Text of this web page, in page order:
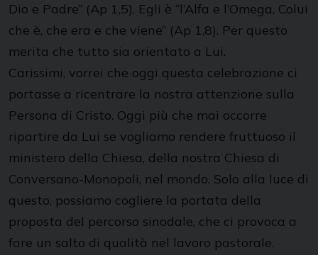
Dio e Padre” (Ap 1,5). Egli è “l’Alfa e l’Omega, Colui
che è, che era e che viene” (Ap 1,8). Per questo
merita che tutto sia orientato a Lui.
Carissimi, vorrei che oggi questa celebrazione ci
portasse a ricentrare la nostra attenzione sulla
Persona di Cristo. Oggi più che mai occorre
ripartire da Lui se vogliamo rendere fruttuoso il
ministero della Chiesa, della nostra Chiesa di
Conversano-Monopoli, nel mondo. Solo alla luce di
questo, possiamo cogliere la portata della
proposta del percorso sinodale, che ci provoca a
fare un salto di qualità nel lavoro pastorale.